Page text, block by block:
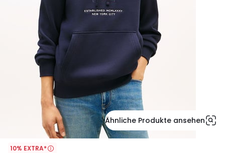
Ähnliche Produkte ansehen
10% EXTRA*